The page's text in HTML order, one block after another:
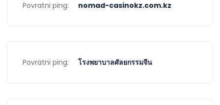
Povratni ping: nomad-casinokz.com.kz
Povratni ping: โรงพยาบาลศัลยกรรมจีน